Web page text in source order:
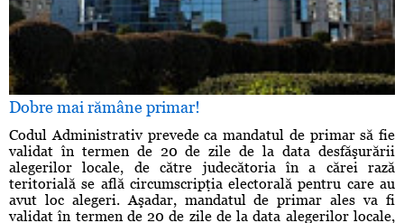
Dobre mai rămâne primar!
Codul Administrativ prevede ca mandatul de primar să fie
validat în termen de 20 de zile de la data desfăşurării
alegerilor locale, de către judecătoria în a cărei rază
teritorială se află circumscripţia electorală pentru care au
avut loc alegeri. Aşadar, mandatul de primar ales va fi
validat în termen de 20 de zile de la data alegerilor locale,